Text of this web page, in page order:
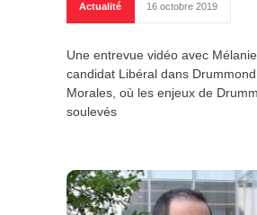
Actualité 16 octobre 2019
Une entrevue vidéo avec
candidat Libéral dans
Morales, où les enjeux de
soulevés